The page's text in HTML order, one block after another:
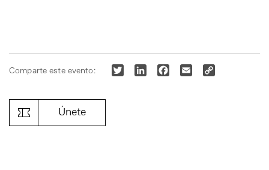
Comparte este evento: TwitterLinkedInFacebook
EmailCopy
Únete